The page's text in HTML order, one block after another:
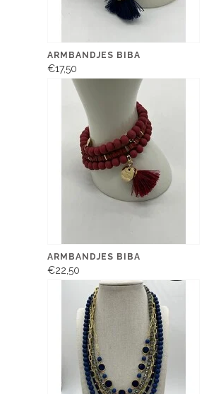
ARMBANDJES BIBA
€17,50
ARMBANDJES BIBA
€22,50